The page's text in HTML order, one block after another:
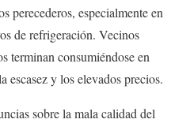
perecederos, especialmente en
de refrigeración. Vecinos
terminan consumiéndose en
escasez y los elevados precios.
sobre la mala calidad del